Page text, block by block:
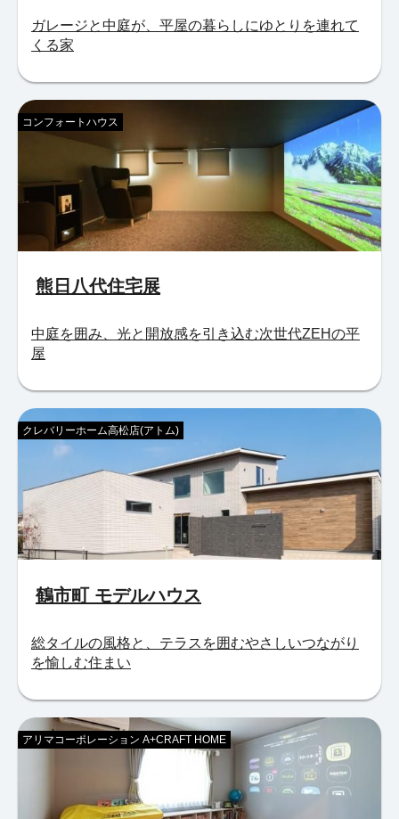
ガレージと中庭が、平屋の暮らしにゆとりを連れて
くる家
熊日八代住宅展
コンフォートハウス
中庭を囲み、光と開放感を引き込む次世代ZEHの平
屋
鶴市町 モデルハウス
クレバリーホーム高松店(アトム)
総タイルの風格と、テラスを囲むやさしいつながり
を愉しむ住まい
アリマコーポレーション A+CRAFT HOME